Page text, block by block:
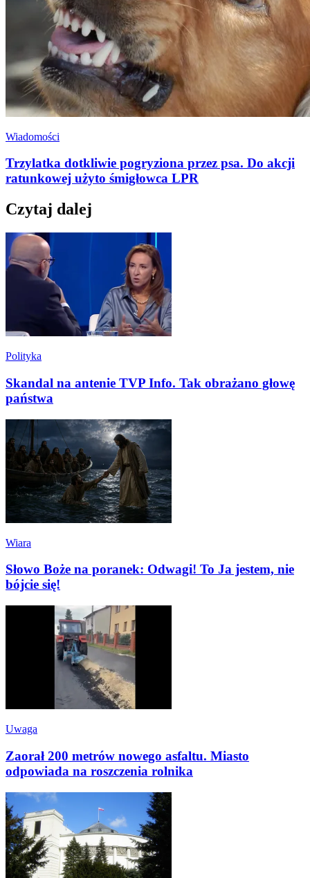
Wiadomości
Trzylatka dotkliwie pogryziona przez psa. Do akcji
ratunkowej użyto śmigłowca LPR
Czytaj dalej
Polityka
Skandal na antenie TVP Info. Tak obrażano głowę
państwa
Wiara
Słowo Boże na poranek: Odwagi! To Ja jestem, nie
bójcie się!
Uwaga
Zaorał 200 metrów nowego asfaltu. Miasto
odpowiada na roszczenia rolnika